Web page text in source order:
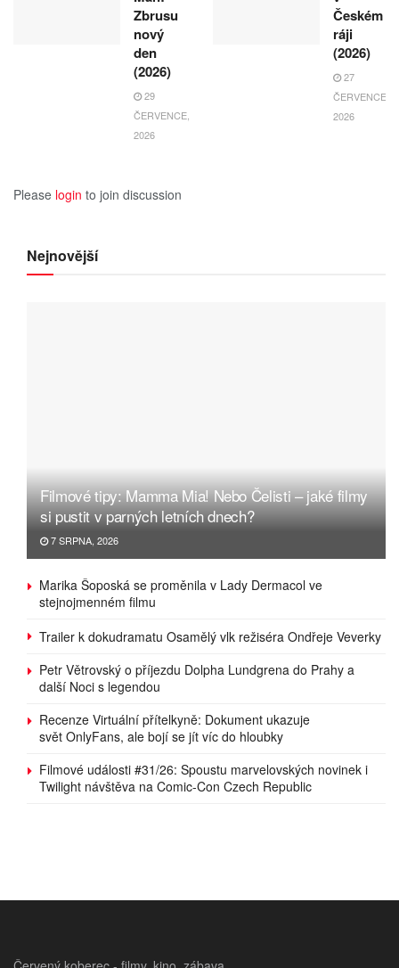
Zbrusu
nový
den
(2026)
29
ČERVENCE,
2026
Českém
ráji
(2026)
27
ČERVENCE,
2026
Please login to join discussion
Nejnovější
Filmové tipy: Mamma Mia! Nebo Čelisti – jaké filmy
si pustit v parných letních dnech?
7 SRPNA, 2026
Marika Šoposká se proměnila v Lady Dermacol ve
stejnojmenném filmu
Trailer k dokudramatu Osamělý vlk režiséra Ondřeje Veverky
Petr Větrovský o příjezdu Dolpha Lundgrena do Prahy a
další Noci s legendou
Recenze Virtuální přítelkyně: Dokument ukazuje
svět OnlyFans, ale bojí se jít víc do hloubky
Filmové události #31/26: Spoustu marvelovských novinek i
Twilight návštěva na Comic-Con Czech Republic